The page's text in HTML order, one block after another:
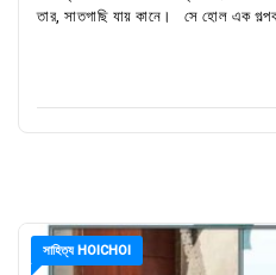
তার, সাতগাছি যায় কানে। সে হোল এক
সাহিত্য HOICHOI